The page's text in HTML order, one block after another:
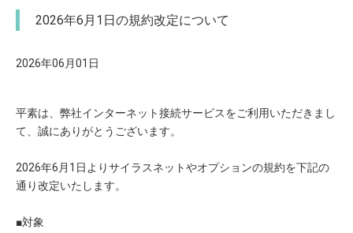
2026年6月1日の規約改定について
2026年06月01日
平素は、弊社インターネット接続サービスをご利用いただきまし
て、誠にありがとうございます。
2026年6月1日よりサイラスネットやオプションの規約を下記の
通り改定いたします。
■対象